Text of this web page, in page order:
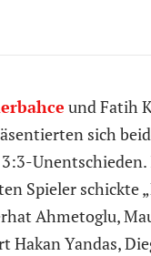
und Fatih
sich
Spieler schickte
Ahmetoglu,
Yandas,